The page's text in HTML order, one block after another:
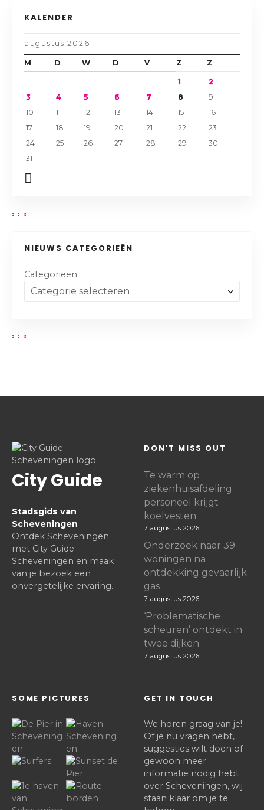
KALENDER
augustus 2026
M D W D V Z Z
1
2
3
4 5 6 7 8
9
10
11 12 13 14 15
16
17
18 19 20 21 22
23
24
25 26 27 28 29
30
31
NIEUWS CATEGORIEËN
Categorieën
City Guide
Stadsgids van
Scheveningen
Ontdek Scheveningen
met City Guide
Scheveningen en maak
van je bezoek een
onvergetelijke ervaring.
DON'T MISS OUT
Te warm op
ziekenhuisafdeling:
personeel krijgt
koelvesten
7 augustus 2026
Onderzoek naar 39
woningen na
ontdekking gevaarlijk
gas
7 augustus 2026
‘Problematische
scheuren’ ontdekt in
twee dijken
7 augustus 2026
SOME PICTURES GET IN TOUCH
We horen graag van je!
Of je nu vragen hebt,
suggesties wilt doen of
gewoon meer
informatie nodig hebt
over Scheveningen, wij
staan klaar om je te